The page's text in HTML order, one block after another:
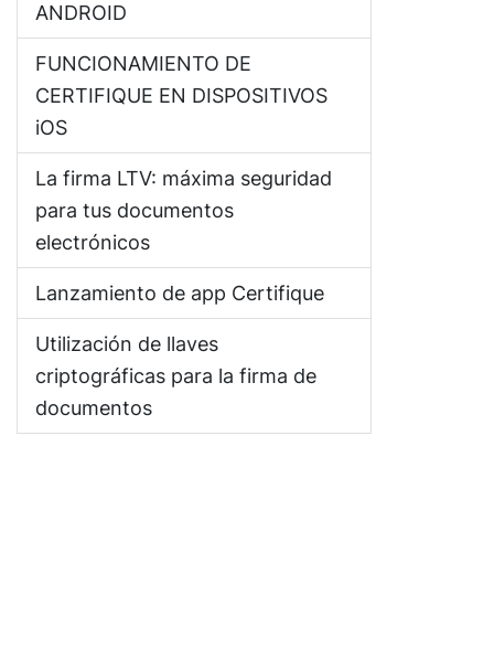
ANDROID
FUNCIONAMIENTO DE
CERTIFIQUE EN DISPOSITIVOS
iOS
La firma LTV: máxima seguridad
para tus documentos
electrónicos
Lanzamiento de app Certifique
Utilización de llaves
criptográficas para la firma de
documentos